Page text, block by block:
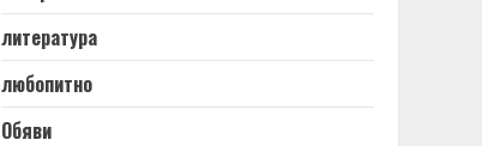
литература
любопитно
Обяви